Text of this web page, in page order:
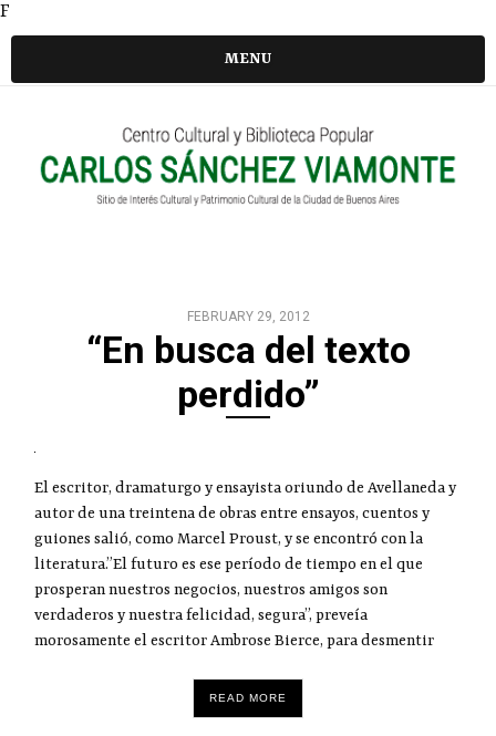
F
MENU
FEBRUARY 29, 2012
“En busca del texto
perdido”
El escritor, dramaturgo y ensayista oriundo de Avellaneda y
autor de una treintena de obras entre ensayos, cuentos y
guiones salió, como Marcel Proust, y se encontró con la
literatura.”El futuro es ese período de tiempo en el que
prosperan nuestros negocios, nuestros amigos son
verdaderos y nuestra felicidad, segura”, preveía
morosamente el escritor Ambrose Bierce, para desmentir
READ MORE